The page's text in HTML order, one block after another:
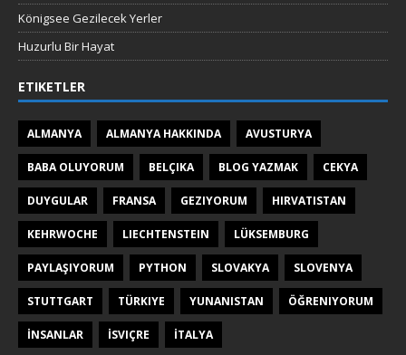
Königsee Gezilecek Yerler
Huzurlu Bir Hayat
ETIKETLER
ALMANYA ALMANYA HAKKINDA AVUSTURYA
BABA OLUYORUM BELÇIKA BLOG YAZMAK CEKYA
DUYGULAR FRANSA GEZIYORUM HIRVATISTAN
KEHRWOCHE LIECHTENSTEIN LÜKSEMBURG
PAYLAŞIYORUM PYTHON SLOVAKYA SLOVENYA
STUTTGART TÜRKIYE YUNANISTAN ÖĞRENIYORUM
İNSANLAR İSVIÇRE İTALYA